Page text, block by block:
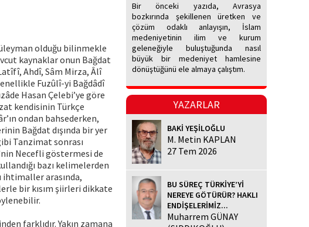
olduğu bilinmekle
kaynaklar onun Bağdat
Ahdî, Sâm Mirza, Âlî
Fuzûlî-yi Bağdâdî
Hasan Çelebi’ye göre
kendisinin Türkçe
ondan bahsederken,
Bağdat dışında bir yer
Tanzimat sonrası
Necefli göstermesi de
bazı kelimelerden
ihtimaller arasında,
bir kısım şiirleri dikkate
farklıdır. Yakın zamana
Bir önceki yazıda, Avrasya
bozkırında şekillenen üretken ve
çözüm odaklı anlayışın, İslam
medeniyetinin ilim ve kurum
geleneğiyle buluştuğunda nasıl
büyük bir medeniyet hamlesine
dönüştüğünü ele almaya çalıştım.
YAZARLAR
BAKİ YEŞİLOĞLU
M. Metin KAPLAN
27 Tem 2026
BU SÜREÇ TÜRKİYE’Yİ
NEREYE GÖTÜRÜR? HAKLI
ENDİŞELERİMİZ...
Muharrem GÜNAY